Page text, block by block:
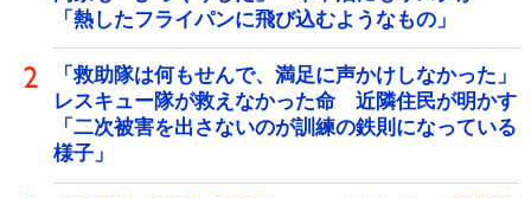
「熱したフライパンに飛び込むようなもの」
「救助隊は何もせんで、満足に声かけしなかった」
レスキュー隊が救えなかった命 近隣住民が明かす
「二次被害を出さないのが訓練の鉄則になっている
様子」